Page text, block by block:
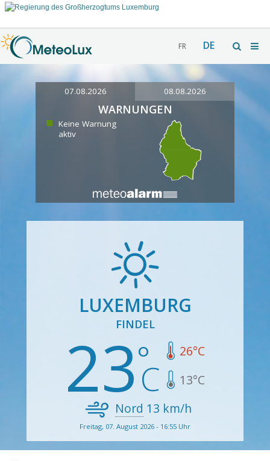
FR DE
07.08.2026 08.08.2026
WARNUNGEN
Keine Warnung
aktiv
LUXEMBURG
FINDEL
23 26°C
13°C
Nord 13 km/h
Freitag, 07. August 2026 - 16:55 Uhr